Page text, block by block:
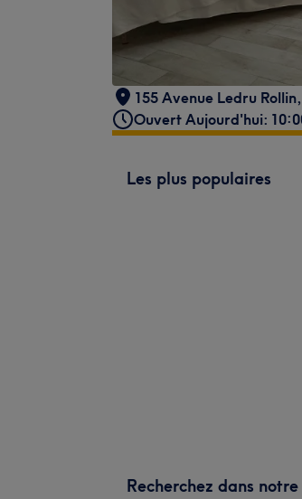
155 Avenue Ledru Rollin,
Ouvert Aujourd'hui:
Les plus populaires
Recherchez dans